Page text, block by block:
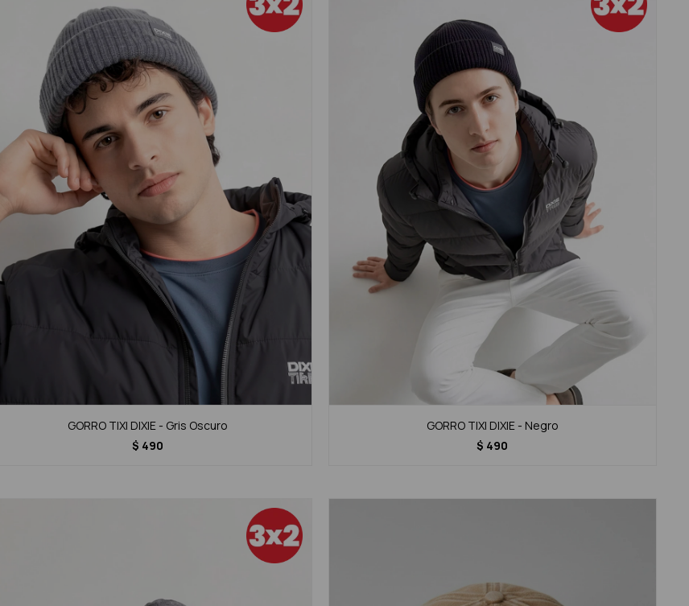
GORRO TIXI DIXIE - Gris Oscuro
$ 490
GORRO TIXI DIXIE - Negro
$ 490